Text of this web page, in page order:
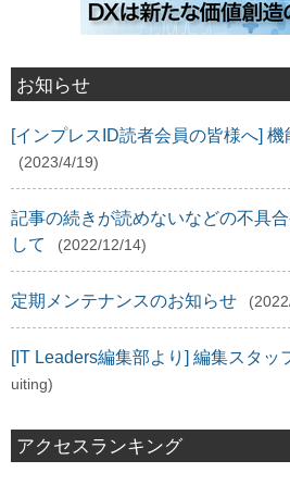
お知らせ
[インプレスID読者会員の皆様へ]
(2023/4/19)
記事の続きが読めないなどの不具
して
(2022/12/14)
定期メンテナンスのお知らせ
[IT Leaders編集部より] 編集スタッ
uiting)
アクセスランキング